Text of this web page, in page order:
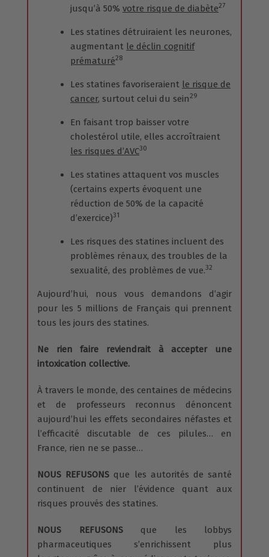
jusqu’à 50% votre risque de diabète27
Les statines détruiraient les neurones,
augmentant le déclin cognitif
prématuré28
Les statines favoriseraient le risque de
cancer, surtout celui du sein29
En faisant trop baisser votre
cholestérol utile, elles accroîtraient
les risques d’AVC30
Les statines attaquent vos muscles
(certains experts évoquent une
réduction de 50% de la capacité
d’exercice)31
Les risques des statines incluent des
problèmes rénaux, des troubles de la
sexualité, des problèmes de vue.32
Aujourd’hui, nous vous demandons d’agir
pour les 5 millions de Français qui prennent
tous les jours des statines.
Ne rien faire reviendrait à accepter une
intoxication collective.
À travers le monde, des centaines de médecins
et de professeurs reconnus dénoncent
aujourd’hui les effets secondaires néfastes et
l’efficacité discutable de ces pilules… en
France, rien ne se passe…
NOUS REFUSONS que les autorités de santé
continuent de nier l’évidence quant aux
risques prouvés des statines.
NOUS REFUSONSque les lobbys
pharmaceutiques s’enrichissent plus